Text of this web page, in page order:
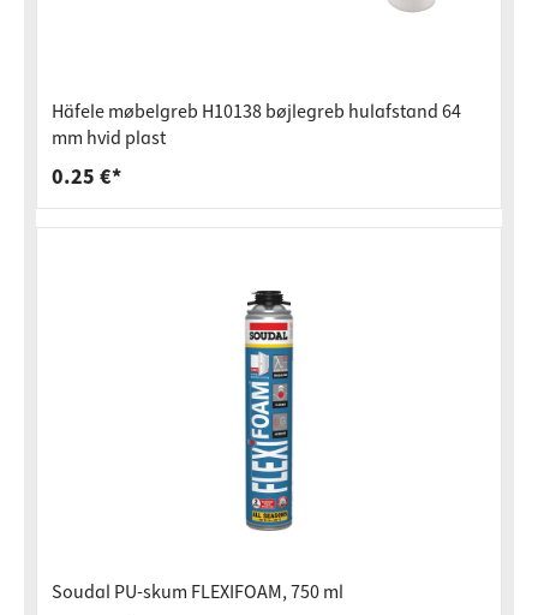
Häfele møbelgreb H10138 bøjlegreb hulafstand 64
mm hvid plast
0.25 €*
Soudal PU-skum FLEXIFOAM, 750 ml